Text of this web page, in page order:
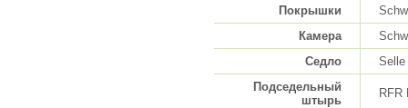
Покрышки
Камера
Седло
Подседельный
штырь
RFR